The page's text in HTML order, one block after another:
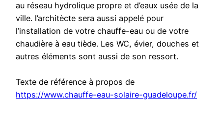
au réseau hydrolique propre et d’eaux usée de la
ville. l’architècte sera aussi appelé pour
l’installation de votre chauffe-eau ou de votre
chaudière à eau tiède. Les WC, évier, douches et
autres éléments sont aussi de son ressort.
Texte de référence à propos de
https://www.chauffe-eau-solaire-guadeloupe.fr/